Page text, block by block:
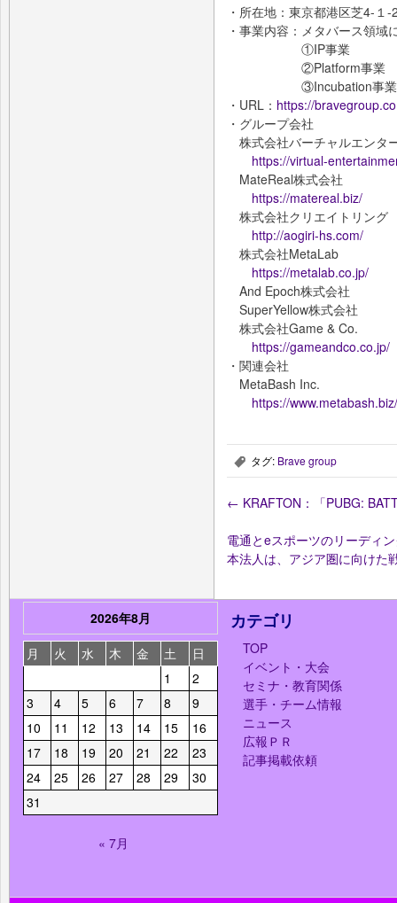
・所在地：東京都港区芝4-
・事業内容：メタバース領域
①IP事業
②Platform事業
③Incubation事業
・URL： https://
・グループ会社
株式会社バーチャルエンタ
https://virtual-
MateReal株式会社
https://matereal.biz/
株式会社クリエイトリング
http://aogiri-hs.com/
株式会社MetaLab
https://metalab.co.jp/
And Epoch株式会社
SuperYellow株式会社
株式会社Game & Co.
https://gameandco.co.jp/
・関連会社
MetaBash Inc.
https://www.metabash.biz/
, タグ: Brave group
← KRAFTON：「PUBG:
電通とeスポーツのリーディ
本法人は、アジア圏に向けた
2026年8月
月
火 水 木 金 土
日
1
2
3
4 5 6 7 8
9
10
11 12 13 14 15
16
17
18 19 20 21 22
23
24
25 26 27 28 29
30
31
« 7月
カテゴリ
TOP
イベント・大会
セミナ・教育関係
選手・チーム情報
ニュース
広報ＰＲ
記事掲載依頼